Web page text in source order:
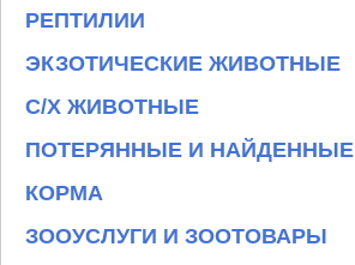
РЕПТИЛИИ
ЭКЗОТИЧЕСКИЕ ЖИВОТНЫЕ
С/Х ЖИВОТНЫЕ
ПОТЕРЯННЫЕ И НАЙДЕННЫЕ
КОРМА
ЗООУСЛУГИ И ЗООТОВАРЫ